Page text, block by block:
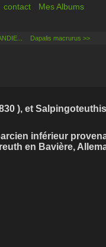
contact Mes Albums
Dapalis macrurus >>
), et Salpingoteuthis
inférieur
en Bavière,